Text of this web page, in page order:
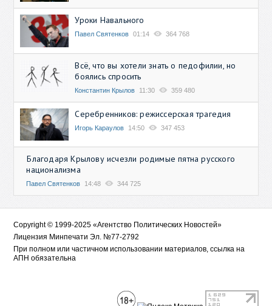
Уроки Навального
Павел Святенков 01:14 364 768
Всё, что вы хотели знать о педофилии, но
боялись спросить
Константин Крылов 11:30 359 480
Серебренников: режиссерская трагедия
Игорь Караулов 14:50 347 453
Благодаря Крылову исчезли родимые пятна русского
национализма
Павел Святенков 14:48 344 725
Copyright © 1999-2025 «Агентство Политических Новостей»
Лицензия Минпечати Эл. №77-2792
При полном или частичном использовании материалов, ссылка на
АПН обязательна